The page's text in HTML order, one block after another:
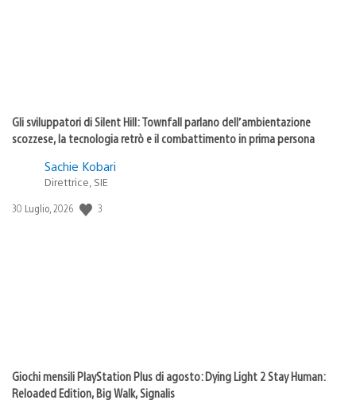
Gli sviluppatori di Silent Hill: Townfall parlano dell’ambientazione
scozzese, la tecnologia retrò e il combattimento in prima persona
Sachie Kobari
Direttrice, SIE
Data
30 Luglio, 2026 3
Giochi mensili PlayStation Plus di agosto: Dying Light 2 Stay Human:
Reloaded Edition, Big Walk, Signalis